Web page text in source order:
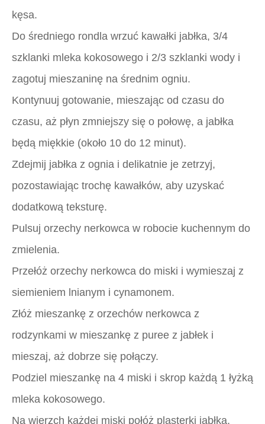
kęsa.
Do średniego rondla wrzuć kawałki jabłka, 3/4
szklanki mleka kokosowego i 2/3 szklanki wody i
zagotuj mieszaninę na średnim ogniu.
Kontynuuj gotowanie, mieszając od czasu do
czasu, aż płyn zmniejszy się o połowę, a jabłka
będą miękkie (około 10 do 12 minut).
Zdejmij jabłka z ognia i delikatnie je zetrzyj,
pozostawiając trochę kawałków, aby uzyskać
dodatkową teksturę.
Pulsuj orzechy nerkowca w robocie kuchennym do
zmielenia.
Przełóż orzechy nerkowca do miski i wymieszaj z
siemieniem lnianym i cynamonem.
Złóż mieszankę z orzechów nerkowca z
rodzynkami w mieszankę z puree z jabłek i
mieszaj, aż dobrze się połączy.
Podziel mieszankę na 4 miski i skrop każdą 1 łyżką
mleka kokosowego.
Na wierzch każdej miski połóż plasterki jabłka,